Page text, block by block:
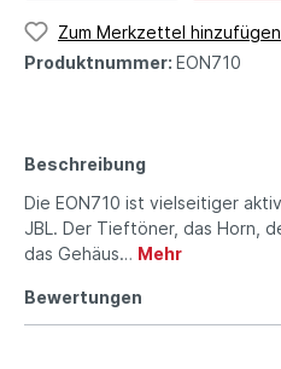
Zum Merkzettel hinzufügen
Produktnummer: EON710
Beschreibung
Die EON710 ist vielseitiger
JBL. Der Tieftöner, das Horn,
das Gehäus… Mehr
Bewertungen